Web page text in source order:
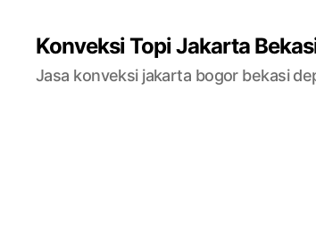
Konveksi Topi Jakarta
Jasa konveksi jakarta bogor bekasi